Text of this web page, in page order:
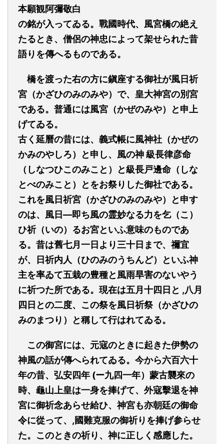
本願観阿彌敬白
の銘が入ってゐる。戰國時代、風宮橋の絶え
たるとき、僧侶の神忠によって架せられた昔
語りを傳へるものである。
橋を渡った右の方に鎭座する御社が風日祈
宮（かざひのみのみや）で、皇大神宮の別宮
である。普通には風宮（かぜのみや）と申上
げてゐる。
古く延曆の昔には、義式帳に風神社（かぜの
かみのやしろ）と申し、風の神級長律彦命
（しなつひこのみこと）と級長戸邊命（しな
とべのみこと）とをお祭りした御社である。
これを風日祈宮（かざひのみのみや）
と申す
のは、風日—即ち風の霊妙なる力を乞（こ）
ひ祈（いの）るお宮といふ意味のものであ
る。昔は舊七月一日より三十日まで、禰宜
が、日祈内人（ひのみのうちんど）といふ神
主を率ゐて五栽の豊種と風雨旱害のないやう
に祈つた所である。現在は五月十四日と ,八月
四日との二度、この祭を風日祈祭（かざひの
みのまつり）と稱して行はれてゐる。
この御宮には、元寇のときに起きた伊勢の
神風の話が傳へられてゐる。今から六百六十
年の昔、弘安四年 (ー九四一年）蒙古襲來の
時、龜山上皇は一身を捧げて、外寇擊退を神
宮に御祈念あらせ給ひ、神宮も亦朝廷の御命
令に從って、,國難克服の御祈りを捧げ参らせ
た。このときの祈り、神に正しく感應した。